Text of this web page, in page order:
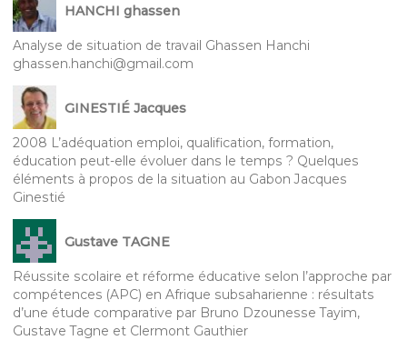
HANCHI ghassen
Analyse de situation de travail Ghassen Hanchi
ghassen.hanchi@gmail.com
GINESTIÉ Jacques
2008 L’adéquation emploi, qualification, formation,
éducation peut-elle évoluer dans le temps ? Quelques
éléments à propos de la situation au Gabon Jacques
Ginestié
Gustave TAGNE
Réussite scolaire et réforme éducative selon l’approche par
compétences (APC) en Afrique subsaharienne : résultats
d’une étude comparative par Bruno Dzounesse Tayim,
Gustave Tagne et Clermont Gauthier